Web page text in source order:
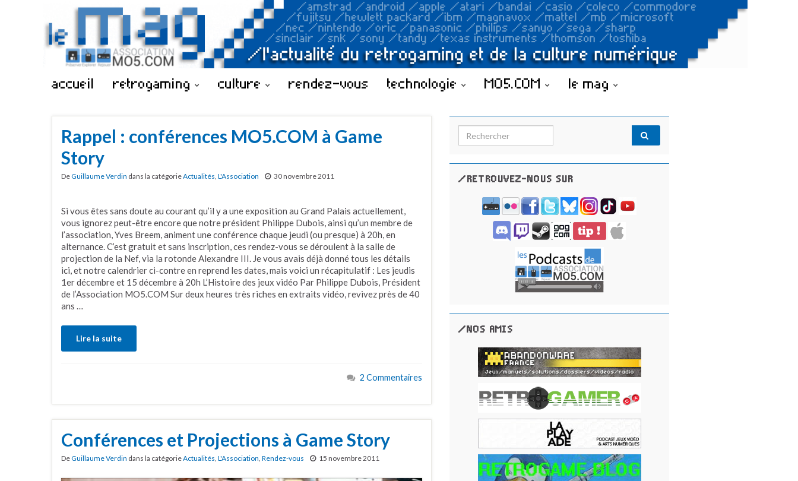
accueil retrogaming culture rendez-vous technologie MO5.COM le mag
Rappel : conférences MO5.COM à Game
Story
DeGuillaume Verdin dans la catégorieActualités, L'Association 30 novembre 2011
Si vous êtes sans doute au courant qu’il y a une exposition au Grand Palais actuellement,
vous ignorez peut-être encore que notre président Philippe Dubois, ainsi qu’un membre de
l’association, Yves Breem, animent une conférence chaque jeudi (ou presque) à 20h, en
alternance. C’est gratuit et sans inscription, ces rendez-vous se déroulent à la salle de
projection de la Nef, via la rotonde Alexandre III. Je vous avais déjà donné tous les détails
ici, et notre calendrier ci-contre en reprend les dates, mais voici un récapitulatif : Les jeudis
1er décembre et 15 décembre à 20h L’Histoire des jeux vidéo Par Philippe Dubois, Président
de l’Association MO5.COM Sur deux heures très riches en extraits vidéo, revivez près de 40
ans …
Lire la suite
2 Commentaires
Conférences et Projections à Game Story
DeGuillaume Verdin dans la catégorieActualités, L'Association, Rendez-vous 15 novembre 2011
Search for:
/RETROUVEZ-NOUS SUR
/NOS AMIS